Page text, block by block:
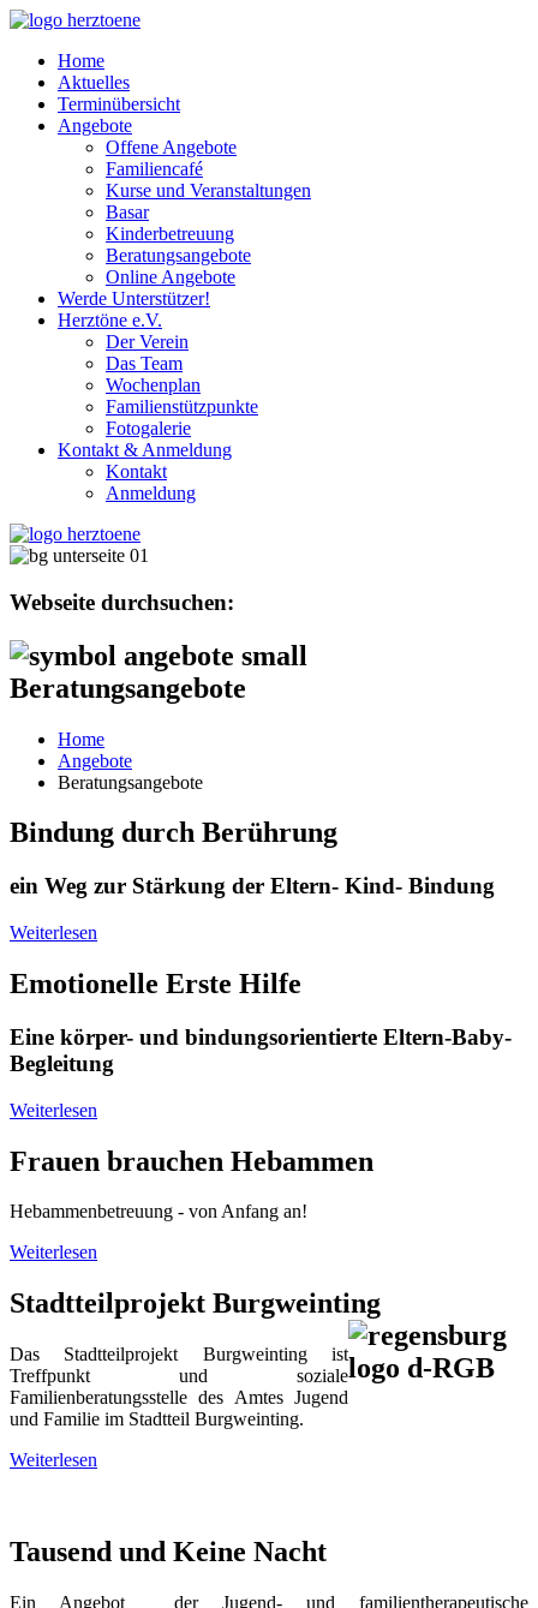
Home
Aktuelles
Terminübersicht
Angebote
Offene Angebote
Familiencafé
Kurse und Veranstaltungen
Basar
Kinderbetreuung
Beratungsangebote
Online Angebote
Werde Unterstützer!
Herztöne e.V.
Der Verein
Das Team
Wochenplan
Familienstützpunkte
Fotogalerie
Kontakt & Anmeldung
Kontakt
Anmeldung
Webseite durchsuchen:
Beratungsangebote
Home
Angebote
Beratungsangebote
Bindung durch Berührung
ein Weg zur Stärkung der Eltern- Kind- Bindung
Weiterlesen
Emotionelle Erste Hilfe
Eine körper- und bindungsorientierte Eltern-Baby-
Begleitung
Weiterlesen
Frauen brauchen Hebammen
Hebammenbetreuung - von Anfang an!
Weiterlesen
Stadtteilprojekt Burgweinting
Das Stadtteilprojekt Burgweinting ist
Treffpunkt und soziale
Familienberatungsstelle des Amtes Jugend
und Familie im Stadtteil Burgweinting.
Weiterlesen
Tausend und Keine Nacht
Ein Angebot der Jugend- und familien­therapeutische